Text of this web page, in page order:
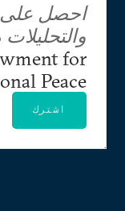
احصل على
for
Peace
اشترك